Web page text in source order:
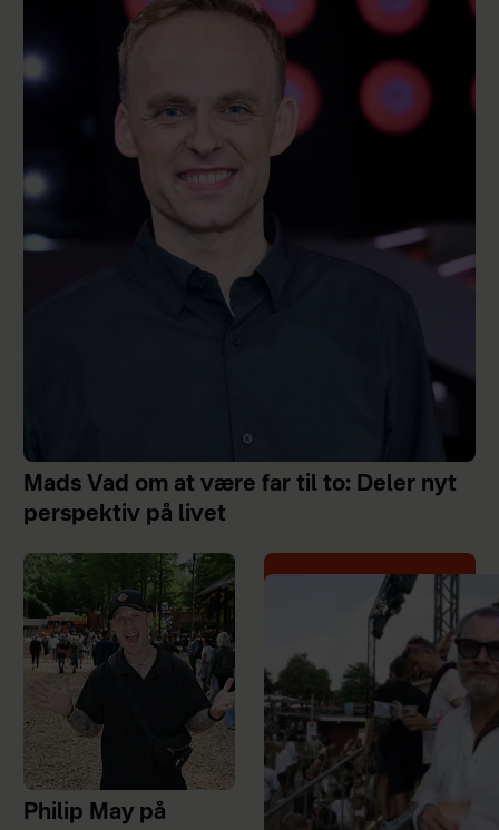
Mads Vad om at være far til to: Deler nyt
perspektiv på livet
Philip May på